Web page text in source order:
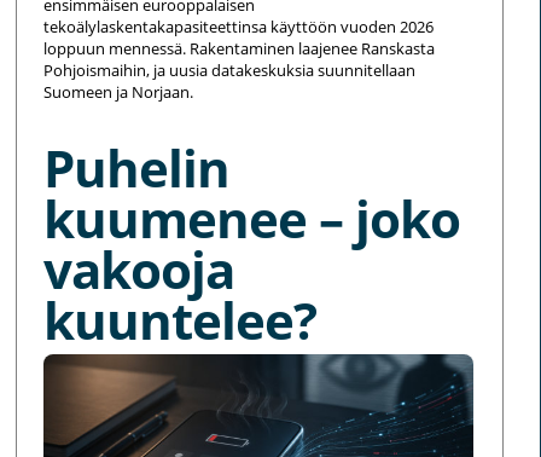
ensimmäisen eurooppalaisen
tekoälylaskentakapasiteettinsa käyttöön vuoden 2026
loppuun mennessä. Rakentaminen laajenee Ranskasta
Pohjoismaihin, ja uusia datakeskuksia suunnitellaan
Suomeen ja Norjaan.
Puhelin
kuumenee – joko
vakooja
kuuntelee?